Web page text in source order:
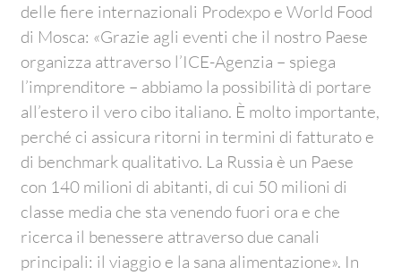
delle fiere internazionali Prodexpo e World Food
di Mosca: «Grazie agli eventi che il nostro Paese
organizza attraverso l’ICE-Agenzia – spiega
l’imprenditore – abbiamo la possibilità di portare
all’estero il vero cibo italiano. È molto importante,
perché ci assicura ritorni in termini di fatturato e
di benchmark qualitativo. La Russia è un Paese
con 140 milioni di abitanti, di cui 50 milioni di
classe media che sta venendo fuori ora e che
ricerca il benessere attraverso due canali
principali: il viaggio e la sana alimentazione». In